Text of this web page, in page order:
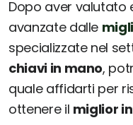
Dopo aver
avanzate dalle
specializzate nel
chiavi in mano,
quale affidarti per
ottenere il miglior